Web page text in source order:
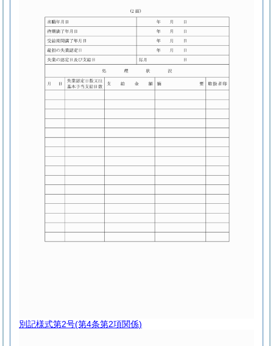
別記様式第2号(第4条第2項関係)